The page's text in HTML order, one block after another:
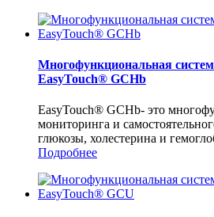
Многофункциональная
EasyTouch® GCHb
EasyTouch® GCHb- это
мониторинга и
глюкозы, холестерина и
Подробнее